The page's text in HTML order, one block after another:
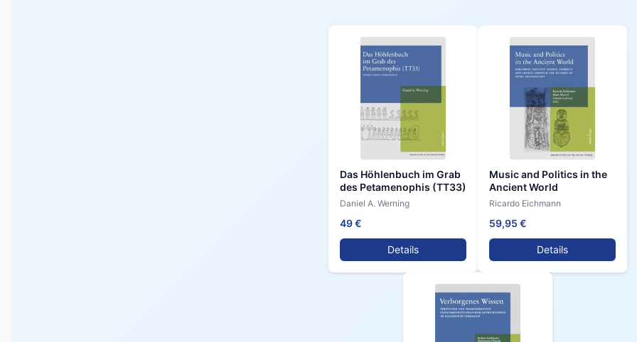
Das Höhlenbuch im Grab
des Petamenophis (TT33)
Daniel A. Werning
49 €
Details
Music and Politics in the
Ancient World
Ricardo Eichmann
59,95 €
Details